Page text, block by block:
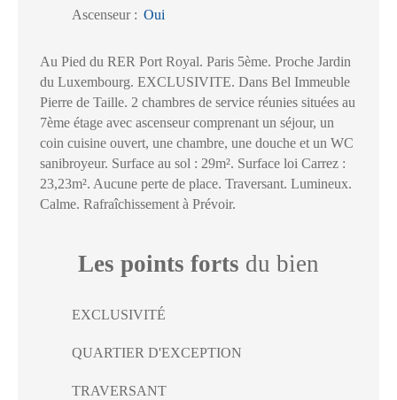
Ascenseur: Oui
Au Pied du RER Port Royal. Paris 5ème. Proche Jardin
du Luxembourg. EXCLUSIVITE. Dans Bel Immeuble
Pierre de Taille. 2 chambres de service réunies situées au
7ème étage avec ascenseur comprenant un séjour, un
coin cuisine ouvert, une chambre, une douche et un WC
sanibroyeur. Surface au sol : 29m². Surface loi Carrez :
23,23m². Aucune perte de place. Traversant. Lumineux.
Calme. Rafraîchissement à Prévoir.
Les points forts du bien
EXCLUSIVITÉ
QUARTIER D'EXCEPTION
TRAVERSANT